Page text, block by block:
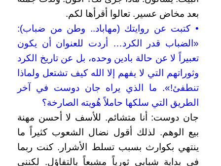
بعد مخاض عسير. تعالوا أقرأها لكم.
• كتبت عن روايتك (مهاباد.. وطن من ضباب):
«الضباب قدر الكرد… أردت للعنوان أن يكون
تعبيراً لا عن حالة بادين وحده، بل عن تاريخ الكرد
وثوراتهم التي لا يفهم إلا الله كيف تشتعل ولماذا
تنطفئ!». ما الذي يراه جان دوست في آخر
الطريق التي سلكها حاملاً هُويته الصارخة؟
جان دوست: أنا متشائم. للأسف لا أحسن مهنة
بيع الوهم. لذلك أقول نضال الشعوب كثيراً ما
ينتهي بكوارث بسبب تسلط الأشرار. كنت ربما
في بداية شبابي ثورياً مشبعاً بالتفاؤل. لكنني